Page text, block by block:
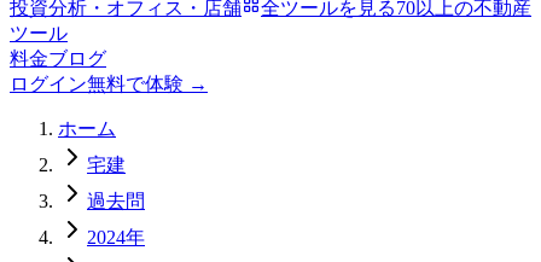
投資分析・オフィス・店舗
全ツールを見る70以上の不動産
ツール
料金ブログ
ログイン無料で体験 →
ホーム
宅建
過去問
2024年